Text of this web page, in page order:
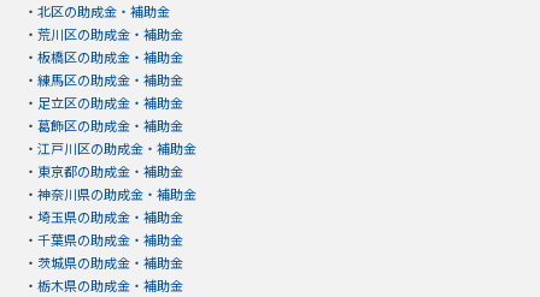
・ 北区の助成金・補助金
・ 荒川区の助成金・補助金
・ 板橋区の助成金・補助金
・ 練馬区の助成金・補助金
・ 足立区の助成金・補助金
・ 葛飾区の助成金・補助金
・ 江戸川区の助成金・補助金
・ 東京都の助成金・補助金
・ 神奈川県の助成金・補助金
・ 埼玉県の助成金・補助金
・ 千葉県の助成金・補助金
・ 茨城県の助成金・補助金
・ 栃木県の助成金・補助金